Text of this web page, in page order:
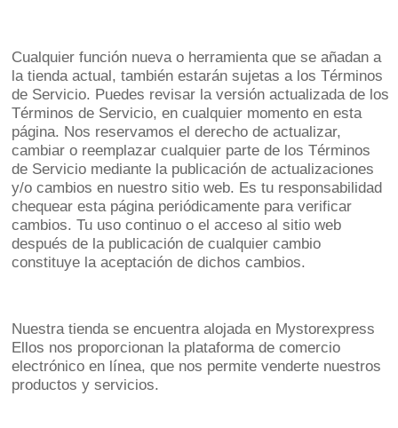
Cualquier función nueva o herramienta que se añadan a
la tienda actual, también estarán sujetas a los Términos
de Servicio. Puedes revisar la versión actualizada de los
Términos de Servicio, en cualquier momento en esta
página. Nos reservamos el derecho de actualizar,
cambiar o reemplazar cualquier parte de los Términos
de Servicio mediante la publicación de actualizaciones
y/o cambios en nuestro sitio web. Es tu responsabilidad
chequear esta página periódicamente para verificar
cambios. Tu uso continuo o el acceso al sitio web
después de la publicación de cualquier cambio
constituye la aceptación de dichos cambios.
Nuestra tienda se encuentra alojada en Mystorexpress
Ellos nos proporcionan la plataforma de comercio
electrónico en línea, que nos permite venderte nuestros
productos y servicios.